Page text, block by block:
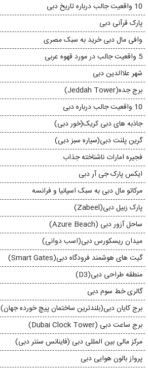
10 واقعیت جالب درباره تاریخ دبی
پارک قرآنی دبی
وافی مال دبی خرید به سبک مصری
5 واقعیت جالب در مورد قهوه عربی
شهر علاالدین دبی
برج جده(Jeddah Tower)
10 واقعیت جالب درباره دبی
جاذبه های دبی کریک(خور دبی)
گرین پلنت دبی(سیاره سبز دبی)
فجیره امارات ناشناخته جذاب
ایکس پارک جی آر دبی
مرکاتو مال دبی به سبک اسپانیا و فرانسه
پارک زبیل دبی(Zabeel)
ساحل آزور دبی (Azure Beach)
میدان ریسکورس دبی(اسب دوانی)
گیت های هوشمند فرودگاه دبی(Smart Gates)
منطقه طراحی دبی(D3)
گالری خط سوم دبی
برج کایان دبی(بلندترین ساختمان پیچ خورده جهان)
برج ساعت دبی (Dubai Clock Tower)
مرکز مالی بین المللی دبی (فاینانس سنتر دبی)
پرواز بالون هوایی دبی